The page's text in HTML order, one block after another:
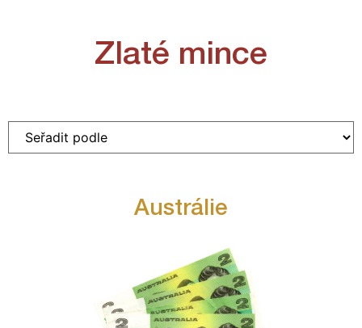
Zlaté mince
Austrálie